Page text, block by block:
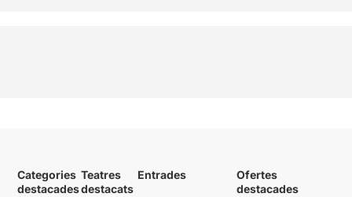
Categories
destacades
Teatres
destacats
Entrades
Ofertes
destacades